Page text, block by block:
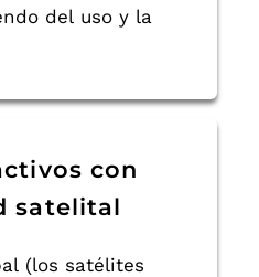
del uso y la
con
satelital
(los satélites